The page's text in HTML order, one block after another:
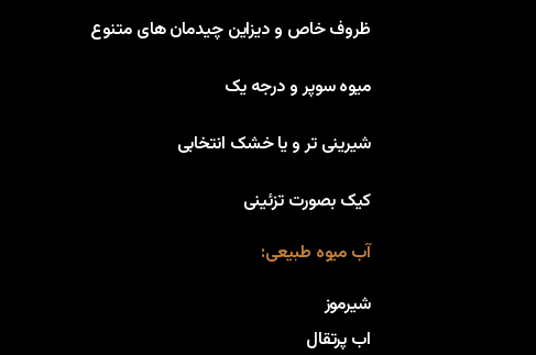
ظروف خاص و دیزاین چیدمان های متنوع
میوه سوپر و درجه یک
شیرینی تر و یا خشک انتخابی
کیک بصورت تزئینی
آب میوه طبیعی:
شیرموز
اب پرتقال